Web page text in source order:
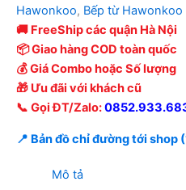
Hawonkoo, Bếp từ Hawonkoo
🚚 FreeShip các quận Hà Nội
📦 Giao hàng COD toàn quốc
💰 Giá Combo hoặc Số lượng
🎁 Ưu đãi với khách cũ
📞 Gọi ĐT/Zalo:
📍 Bản đồ chỉ đường tới shop
Mô tả